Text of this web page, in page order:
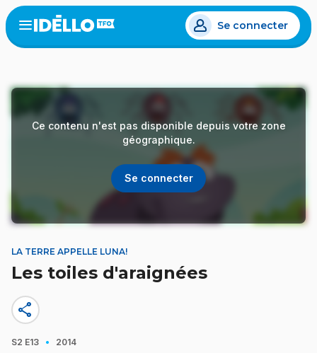
Aller
au
contenu
Open
menu
Se connecter
Ce contenu n'est pas disponible depuis votre zone
géographique.
Se connecter
LA TERRE APPELLE LUNA!
Les toiles d'araignées
share
S2 E13 · 2014